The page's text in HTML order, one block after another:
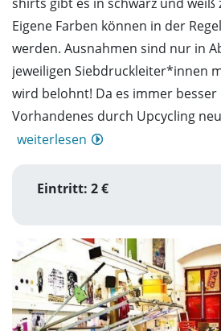
Eigene Farben können in der
werden. Ausnahmen sind nur in
jeweiligen Siebdruckleiter*innen
wird belohnt! Da es immer besser
Vorhandenes durch Upcycling
weiterlesen
Eintritt: 2 €